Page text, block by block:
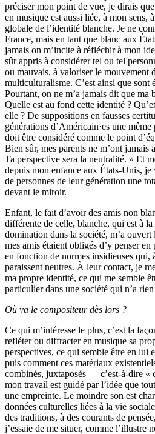
préciser mon point de vue, je dirais
en musique est aussi liée, à mon sens,
globale de l’identité blanche. Je ne
France, mais en tant que blanc aux
jamais on m’incite à réfléchir à mon
sûr appris à considérer tel ou tel
ou mauvais, à valoriser le mouvement
multiculturalisme. C’est ainsi que sont
Pourtant, on ne m’a jamais dit que ma
Quelle est au fond cette identité ?
elle ? De suppositions en fausses
générations d’Américain·es une
doit être considéré comme le point
Bien sûr, mes parents ne m’ont jamais
Ta perspective sera la neutralité. » Et
depuis mon enfance aux États-Unis,
de personnes de leur génération une
devant le miroir.
Enfant, le fait d’avoir des amis non
différente de celle, blanche, qui est à
domination dans la société, m’a
mes amis étaient obligés d’y penser en
en fonction de normes insidieuses qui,
paraissent neutres. À leur contact, je
ma propre identité, ce qui me semble
particulier dans une société qui n’a
Où va le compositeur dès lors ?
Ce qui m’intéresse le plus, c’est la
refléter ou diffracter en musique sa
perspectives, ce qui semble être en lui
puis comment ces matériaux
combinés, juxtaposés — c’est-à-dire «
mon travail est guidé par l’idée que
une empreinte. Le moindre son est
données culturelles liées à la vie
des traditions, à des courants de
j’essaie de me situer, comme l’illustre